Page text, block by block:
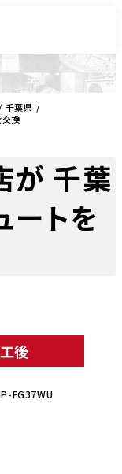
千葉県
交換
が 千葉
ートを
後
FG37WU